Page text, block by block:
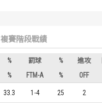
複賽階段戰績
% 罰球 % 進攻
% FTM-A % OFF
33.3 1-4 25 2